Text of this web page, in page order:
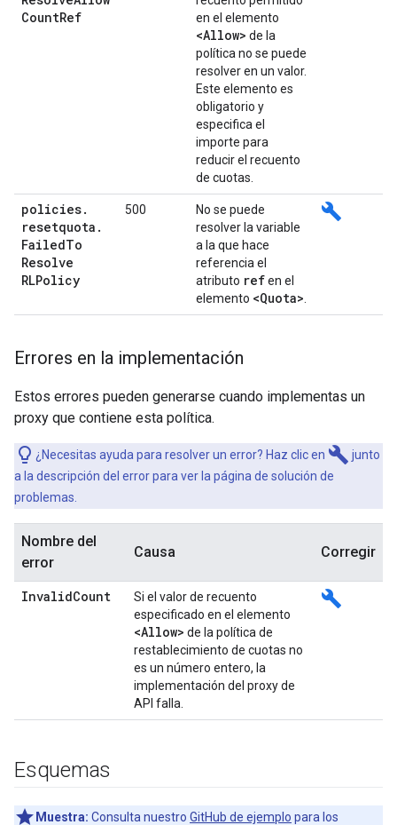
CountRef
en el elemento
<Allow> de la
política no se puede
resolver en un valor.
Este elemento es
obligatorio y
especifica el
importe para
reducir el recuento
de cuotas.
policies.
resetquota .
FailedTo
Resolve
RLPolicy
500
No se puede
resolver la variable
a la que hace
referencia el
atributo refen el
elemento <Quota>
build
Errores en la implementación
Estos errores pueden generarse cuando implementas un
proxy que contiene esta política.
¿Necesitas ayuda para resolver un error? Haz clic en build junto
a la descripción del error para ver la página de solución de
problemas.
Nombre del
error
Causa Corregir
InvalidCount
Si el valor de recuento
especificado en el elemento
<Allow> de la política de
restablecimiento de cuotas no
es un número entero, la
implementación del proxy de
API falla.
build
Esquemas
Muestra: Consulta nuestro GitHub de ejemplo para los